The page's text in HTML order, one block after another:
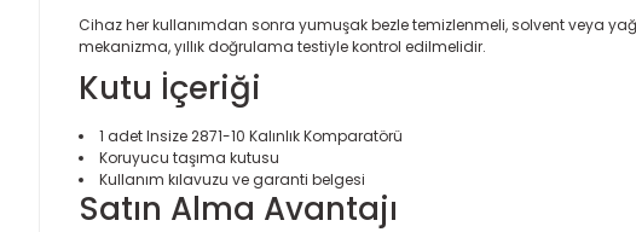
Cihaz her kullanımdan sonra yumuşak bezle temizlenmeli, solvent veya
mekanizma, yıllık doğrulama testiyle kontrol edilmelidir.
Kutu İçeriği
1 adet Insize 2871-10 Kalınlık Komparatörü
Koruyucu taşıma kutusu
Kullanım kılavuzu ve garanti belgesi
Satın Alma Avantajı